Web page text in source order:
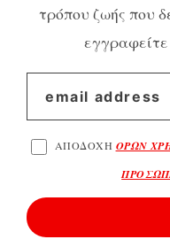
τρόπου ζωής που
ΑΠΟΔΟΧΗ ΟΡΩΝ